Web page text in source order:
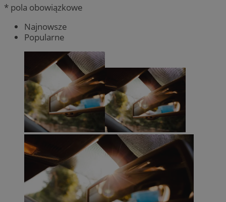
* pola obowiązkowe
Najnowsze
Popularne